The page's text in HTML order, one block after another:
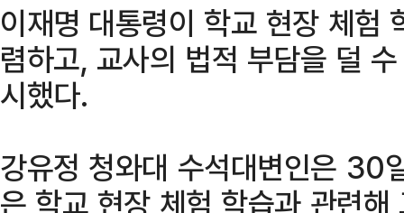
이재명 대통령이 학교 현장 체험
렴하고, 교사의 법적 부담을 덜
시했다.
강유정 청와대 수석대변인은 30
은 학교 현장 체험 학습과 관련해